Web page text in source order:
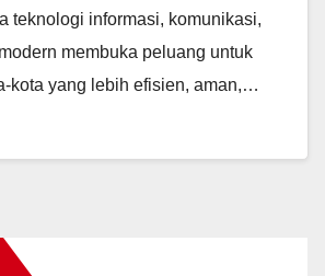
teknologi informasi, komunikasi,
membuka peluang untuk
kota yang lebih efisien, aman,…